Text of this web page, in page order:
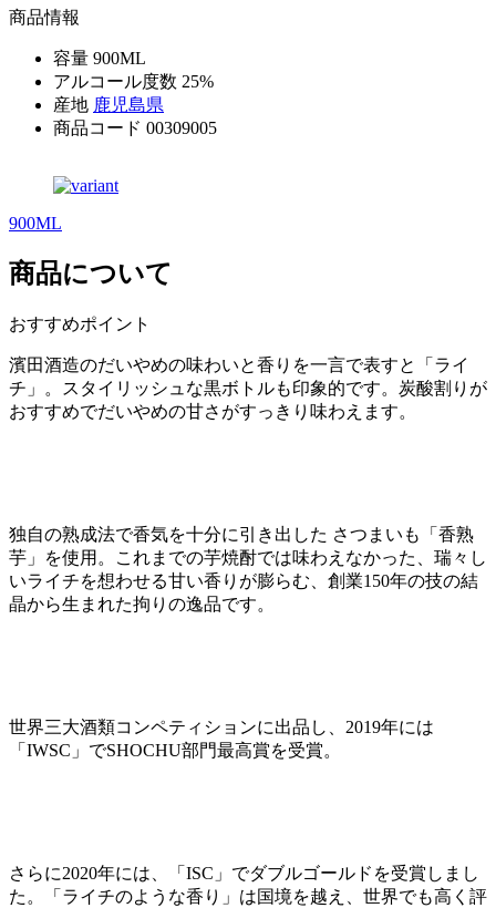
商品情報
容量 900ML
アルコール度数 25%
産地 鹿児島県
商品コード 00309005
900ML
商品について
おすすめポイント
濱田酒造のだいやめの味わいと香りを一言で表すと「ライ
チ」。スタイリッシュな黒ボトルも印象的です。炭酸割りが
おすすめでだいやめの甘さがすっきり味わえます。
独自の熟成法で香気を十分に引き出した さつまいも「香熟
芋」を使用。これまでの芋焼酎では味わえなかった、瑞々し
いライチを想わせる甘い香りが膨らむ、創業150年の技の結
晶から生まれた拘りの逸品です。
世界三大酒類コンペティションに出品し、2019年には
「IWSC」でSHOCHU部門最高賞を受賞。
さらに2020年には、「ISC」でダブルゴールドを受賞しまし
た。「ライチのような香り」は国境を越え、世界でも高く評